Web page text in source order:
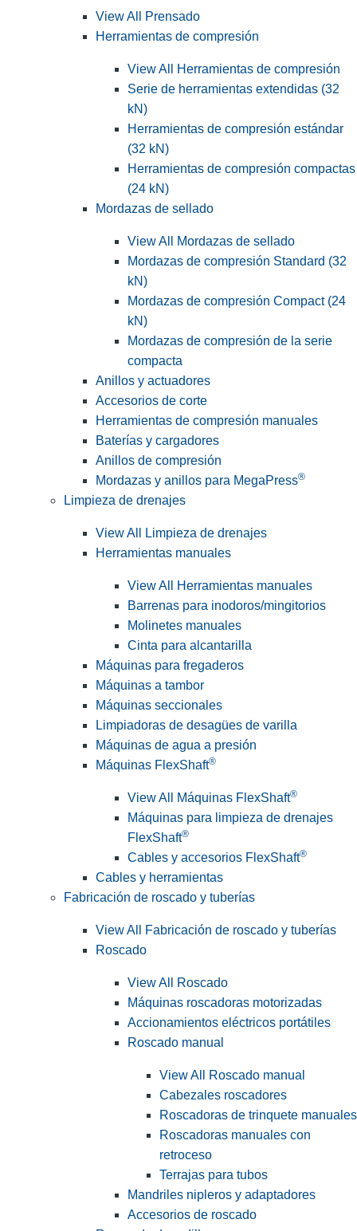
View All Prensado
Herramientas de compresión
View All Herramientas de compresión
Serie de herramientas extendidas (32
kN)
Herramientas de compresión estándar
(32 kN)
Herramientas de compresión compactas
(24 kN)
Mordazas de sellado
View All Mordazas de sellado
Mordazas de compresión Standard (32
kN)
Mordazas de compresión Compact (24
kN)
Mordazas de compresión de la serie
compacta
Anillos y actuadores
Accesorios de corte
Herramientas de compresión manuales
Baterías y cargadores
Anillos de compresión
Mordazas y anillos para MegaPress®
Limpieza de drenajes
View All Limpieza de drenajes
Herramientas manuales
View All Herramientas manuales
Barrenas para inodoros/mingitorios
Molinetes manuales
Cinta para alcantarilla
Máquinas para fregaderos
Máquinas a tambor
Máquinas seccionales
Limpiadoras de desagües de varilla
Máquinas de agua a presión
Máquinas FlexShaft®
View All Máquinas FlexShaft®
Máquinas para limpieza de drenajes
FlexShaft®
Cables y accesorios FlexShaft®
Cables y herramientas
Fabricación de roscado y tuberías
View All Fabricación de roscado y tuberías
Roscado
View All Roscado
Máquinas roscadoras motorizadas
Accionamientos eléctricos portátiles
Roscado manual
View All Roscado manual
Cabezales roscadores
Roscadoras de trinquete manuales
Roscadoras manuales con
retroceso
Terrajas para tubos
Mandriles nipleros y adaptadores
Accesorios de roscado